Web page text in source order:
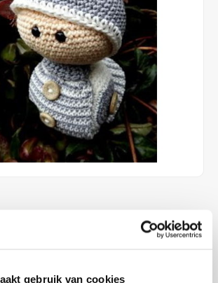
gebruik van cookies